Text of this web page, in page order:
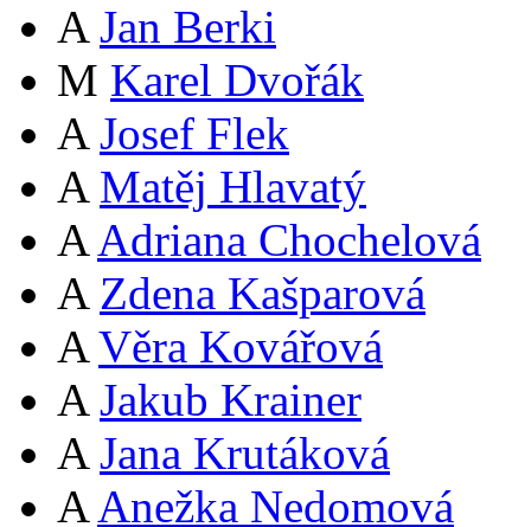
A Jan Berki
M Karel Dvořák
A Josef Flek
A Matěj Hlavatý
A Adriana Chochelová
A Zdena Kašparová
A Věra Kovářová
A Jakub Krainer
A Jana Krutáková
A Anežka Nedomová